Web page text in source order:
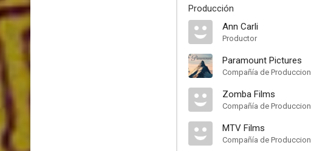
Producción
Ann Carli
Productor
Paramount Pictures
Compañía de Produccion
Zomba Films
Compañía de Produccion
MTV Films
Compañía de Produccion